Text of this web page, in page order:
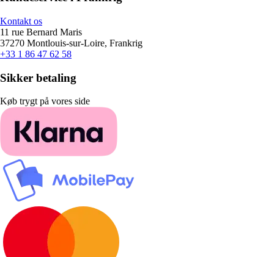
Kontakt os
11 rue Bernard Maris
37270 Montlouis-sur-Loire, Frankrig
+33 1 86 47 62 58
Sikker betaling
Køb trygt på vores side